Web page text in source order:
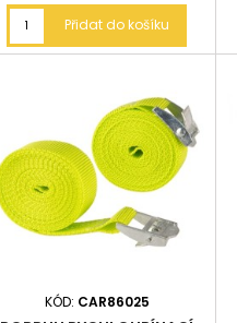
Přidat do košíku
KÓD: CAR86025